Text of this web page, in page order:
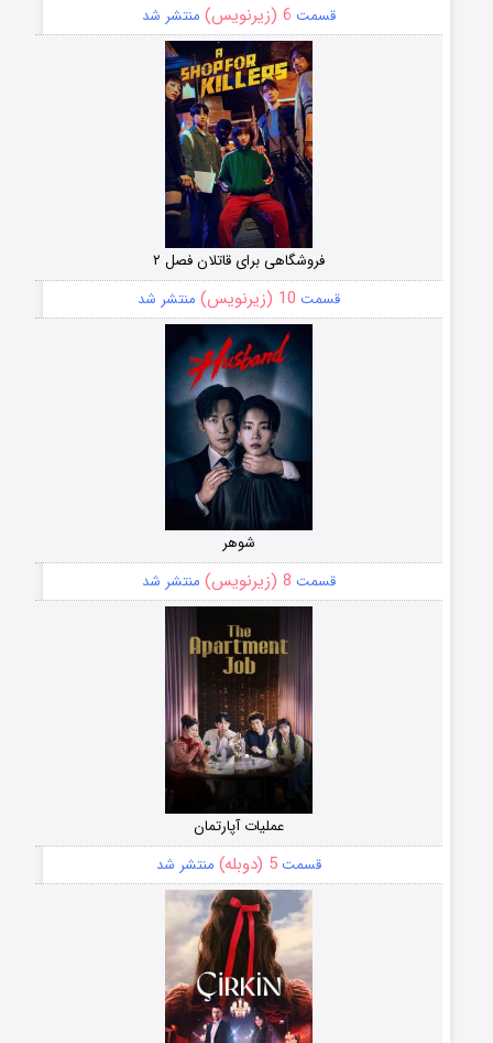
قسمت 6 (زیرنویس) منتشر شد
فروشگاهی برای قاتلان فصل ۲
قسمت 10 (زیرنویس) منتشر شد
شوهر
قسمت 8 (زیرنویس) منتشر شد
عملیات آپارتمان
قسمت5 (دوبله) منتشر شد